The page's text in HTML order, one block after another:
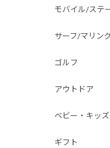
モバイル/ステ
サーフ/マリン
ゴルフ
アウトドア
ベビー・キッズ
ギフト